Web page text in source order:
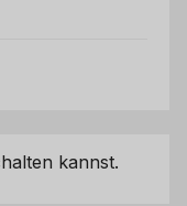
kannst.